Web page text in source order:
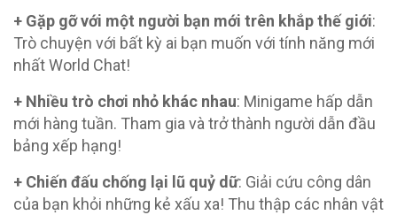
+ Gặp gỡ với một người bạn mới trên khắp thế giới:
Trò chuyện với bất kỳ ai bạn muốn với tính năng mới
nhất World Chat!
+ Nhiều trò chơi nhỏ khác nhau: Minigame hấp dẫn
mới hàng tuần. Tham gia và trở thành người dẫn đầu
bảng xếp hạng!
+ Chiến đấu chống lại lũ quỷ dữ: Giải cứu công dân
của bạn khỏi những kẻ xấu xa! Thu thập các nhân vật